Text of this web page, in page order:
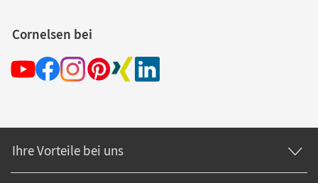
Cornelsen bei
Ihre Vorteile bei uns